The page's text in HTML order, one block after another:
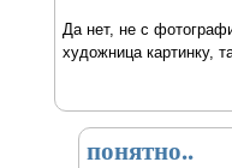
Да нет, не с
художница картинку,
понятно..